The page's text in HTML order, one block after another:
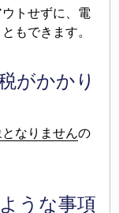
トせずに、電
もできます。
がかかり
なりませんの
うな事項